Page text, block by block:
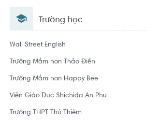
Trường học
Wall Street English
Trường Mầm non Thảo Điền
Trường Mầm non Happy Bee
Viện Giáo Dục Shichida An Phu
Trường THPT Thủ Thiêm